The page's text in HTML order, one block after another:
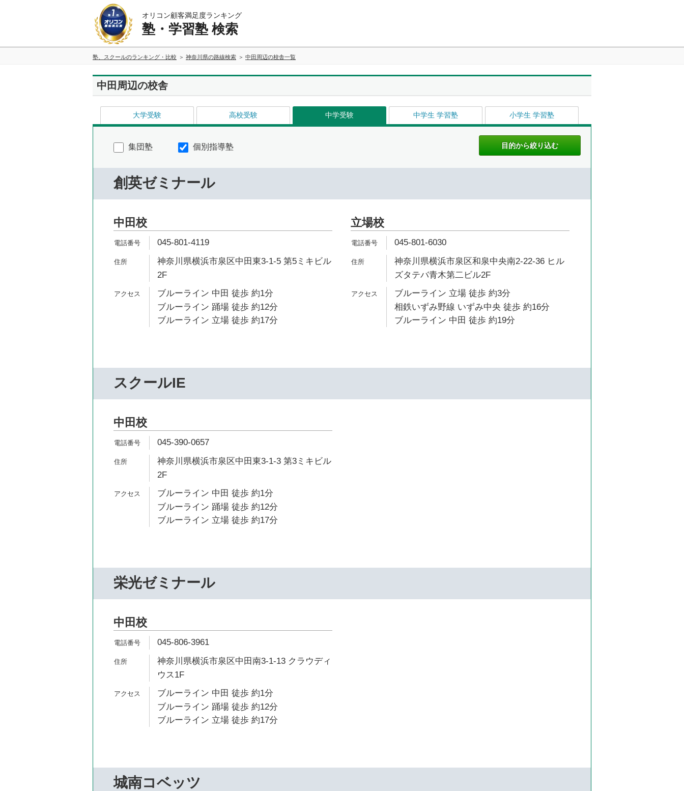
オリコン顧客満足度ランキング
塾・学習塾 検索
塾、スクールのランキング・比較 神奈川県の路線検索 中田周辺の校舎一覧
中田周辺の校舎
大学受験 高校受験 中学受験 中学生 学習塾 小学生 学習塾
集団塾 個別指導塾
創英ゼミナール
中田校
045-801-4119
神奈川県横浜市泉区中田東3-1-5 第5ミキビル
2F
ブルーライン 中田 徒歩 約1分
ブルーライン 踊場 徒歩 約12分
ブルーライン 立場 徒歩 約17分
立場校
045-801-6030
神奈川県横浜市泉区和泉中央南2-22-36 ヒル
ズタテバ青木第二ビル2F
ブルーライン 立場 徒歩 約3分
相鉄いずみ野線 いずみ中央 徒歩 約16分
ブルーライン 中田 徒歩 約19分
スクールIE
中田校
045-390-0657
神奈川県横浜市泉区中田東3-1-3 第3ミキビル
2F
ブルーライン 中田 徒歩 約1分
ブルーライン 踊場 徒歩 約12分
ブルーライン 立場 徒歩 約17分
栄光ゼミナール
中田校
045-806-3961
神奈川県横浜市泉区中田南3-1-13 クラウディ
ウス1F
ブルーライン 中田 徒歩 約1分
ブルーライン 踊場 徒歩 約12分
ブルーライン 立場 徒歩 約17分
城南コベッツ